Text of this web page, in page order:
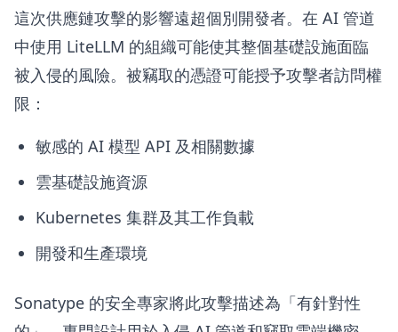
這次供應鏈攻擊的影響遠超個別開發者。在 AI 管道
中使用 LiteLLM 的組織可能使其整個基礎設施面臨
被入侵的風險。被竊取的憑證可能授予攻擊者訪問權
限：
敏感的 AI 模型 API 及相關數據
雲基礎設施資源
Kubernetes 集群及其工作負載
開發和生產環境
Sonatype 的安全專家將此攻擊描述為「有針對性